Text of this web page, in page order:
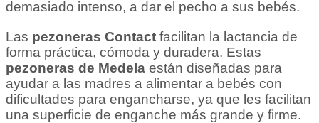
demasiado intenso, a dar el pecho a sus bebés.
Las pezoneras Contact facilitan la lactancia de
forma práctica, cómoda y duradera. Estas
pezoneras de Medela están diseñadas para
ayudar a las madres a alimentar a bebés con
dificultades para engancharse, ya que les facilitan
una superficie de enganche más grande y firme.